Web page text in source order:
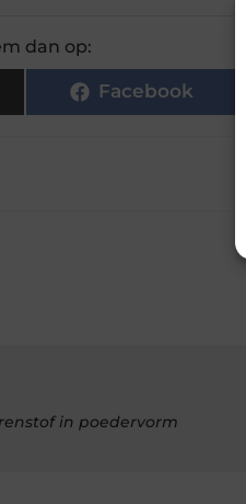
dan op:
Facebook
in poedervorm